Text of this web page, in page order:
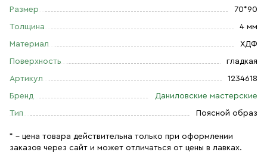
Размер 70*90
Толщина 4 мм
Материал ХДФ
Поверхность гладкая
Артикул 1234618
Бренд Даниловские мастерские
Тип Поясной образ
* – цена товара действительна только при оформлении
заказов через сайт и может отличаться от цены в лавках.